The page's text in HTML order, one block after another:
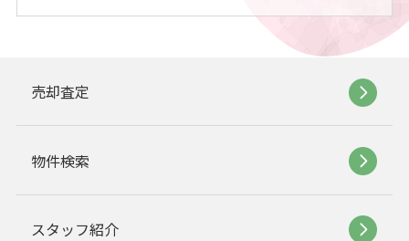
売却査定
物件検索
スタッフ紹介